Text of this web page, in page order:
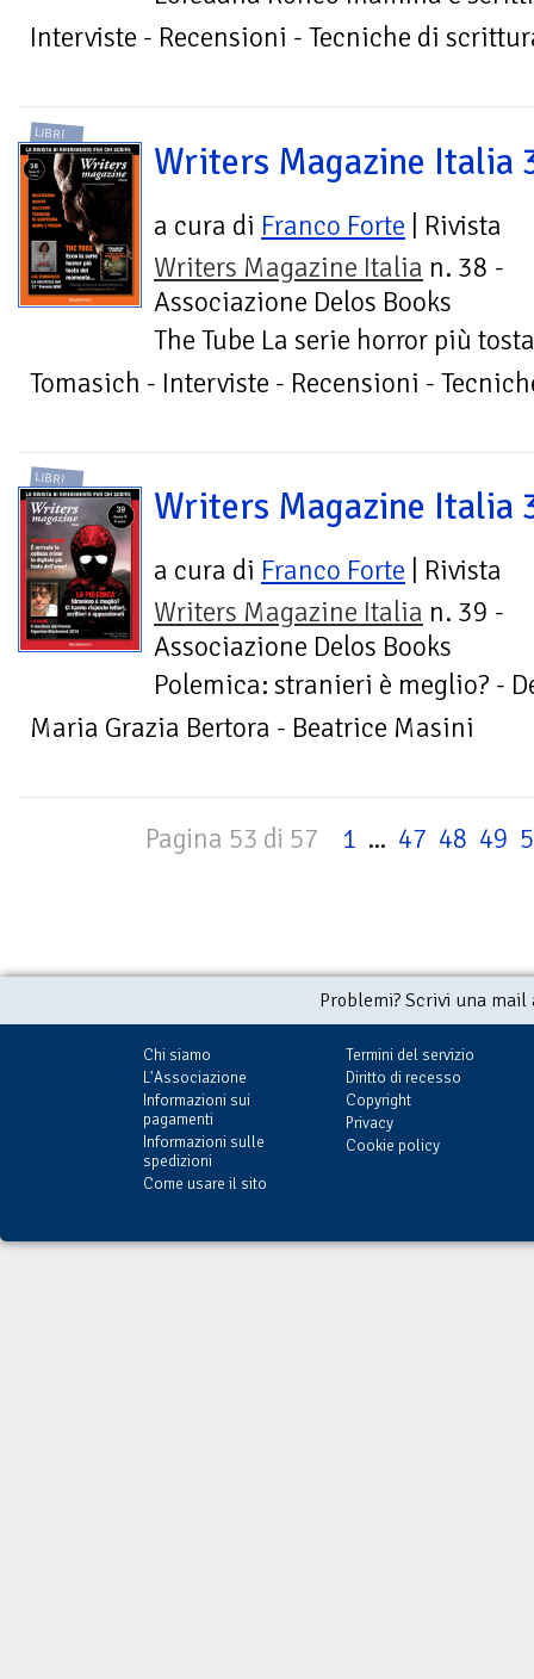
Interviste - Recensioni - Tecniche di
LIBRI
Writers Magazine Italia
a cura di Franco Forte | Rivista
Writers Magazine Italia n. 38 -
Associazione Delos Books
The Tube La serie horror più
Tomasich - Interviste - Recensioni -
LIBRI
Writers Magazine Italia
a cura di Franco Forte | Rivista
Writers Magazine Italia n. 39 -
Associazione Delos Books
Polemica: stranieri è meglio? -
Maria Grazia Bertora - Beatrice Masini
Pagina 53 di 57 1 ... 47 48 49
Problemi? Scrivi una
Chi siamo
L'Associazione
Informazioni sui
pagamenti
Informazioni sulle
spedizioni
Come usare il sito
Termini del servizio
Diritto di recesso
Copyright
Privacy
Cookie policy